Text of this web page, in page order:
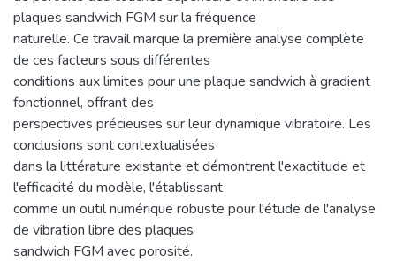
plaques sandwich FGM sur la fréquence
naturelle. Ce travail marque la première analyse complète
de ces facteurs sous différentes
conditions aux limites pour une plaque sandwich à gradient
fonctionnel, offrant des
perspectives précieuses sur leur dynamique vibratoire. Les
conclusions sont contextualisées
dans la littérature existante et démontrent l'exactitude et
l'efficacité du modèle, l'établissant
comme un outil numérique robuste pour l'étude de l'analyse
de vibration libre des plaques
sandwich FGM avec porosité.